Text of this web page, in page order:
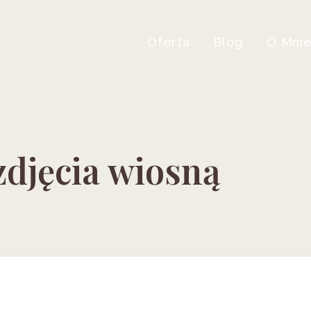
Oferta Blog O Mnie
wiosną